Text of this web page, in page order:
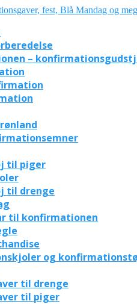
–
til piger
til drenge
til konfirmationen
og
til drenge
til piger